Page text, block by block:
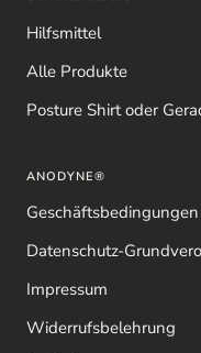
Hilfsmittel
Alle Produkte
Posture Shirt oder
ANODYNE®
Geschäftsbedingungen
Datenschutz-
Impressum
Widerrufsbelehrung